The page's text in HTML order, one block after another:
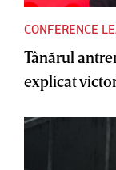
CONFERENCE
Tânărul
explicat